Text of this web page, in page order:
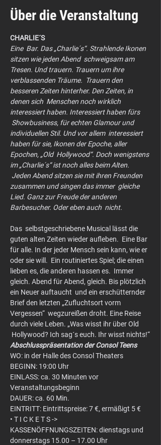
Über die Veranstaltung
CHARLIE´S
Eine  Bar. Das „Charlie´s“. Strahlende Ikonen
sitzen wie jeden Abend  schweigsam am
Tresen. Und trauern. Trauern um ihre
verblassenden Träume.  Trauern den
besseren Zeiten hinterher. Den Zeiten, in
denen sich  Menschen noch wirklich
interessiert haben. Interessiert haben fürs
Showbusiness, für echten Glamour und
individuellen Stil. Und vor allem  interessiert
haben für sie, Ikonen der Epoche, aller
Epochen, „Old  Hollywood“. Doch wenigstens
im „Charlie´s“ ist noch alles beim Alten.
Jeden Abend sitzen sie mit ihren Freunden
zusammen und singen das immer  gleiche
Lied. Ganz zur Freude der anderen
Barbesucher. Oder eben auch  nicht.
Das  selbstgeschriebene Musical lässt die
guten alten Zeiten wieder aufleben.  Eine Bar
für alle. In der jeder Mensch sein kann, wie er
oder sie will.  Ein routiniertes Spiel; die einen
lieben es, die anderen hassen es.  Immer
gleich. Abend für Abend, gleich. Bis plötzlich
ein Neuer auftaucht  und ein erschütternder
Brief den letzten „Zufluchtsort vorm
Vergessen“  wegzureißen droht. Eine Reise
durch viele Leben. „Was wisst ihr über Old
Hollywood? Ich sag´s euch. Ihr wisst nichts!“
Abschlusspräsentation der Consol Teens
WO: in der Halle des Consol Theaters
BEGINN: 19:00 Uhr
EINLASS: ca. 30 Minuten vor
Veranstaltungsbeginn
DAUER: ca. 60 Min.
EINTRITT: Eintrittspreise: 7 €, ermäßigt 5 €
• T I C K E T S ->
KASSENÖFFNUNGSZEITEN: dienstags und
donnerstags 15.00 – 17.00 Uhr